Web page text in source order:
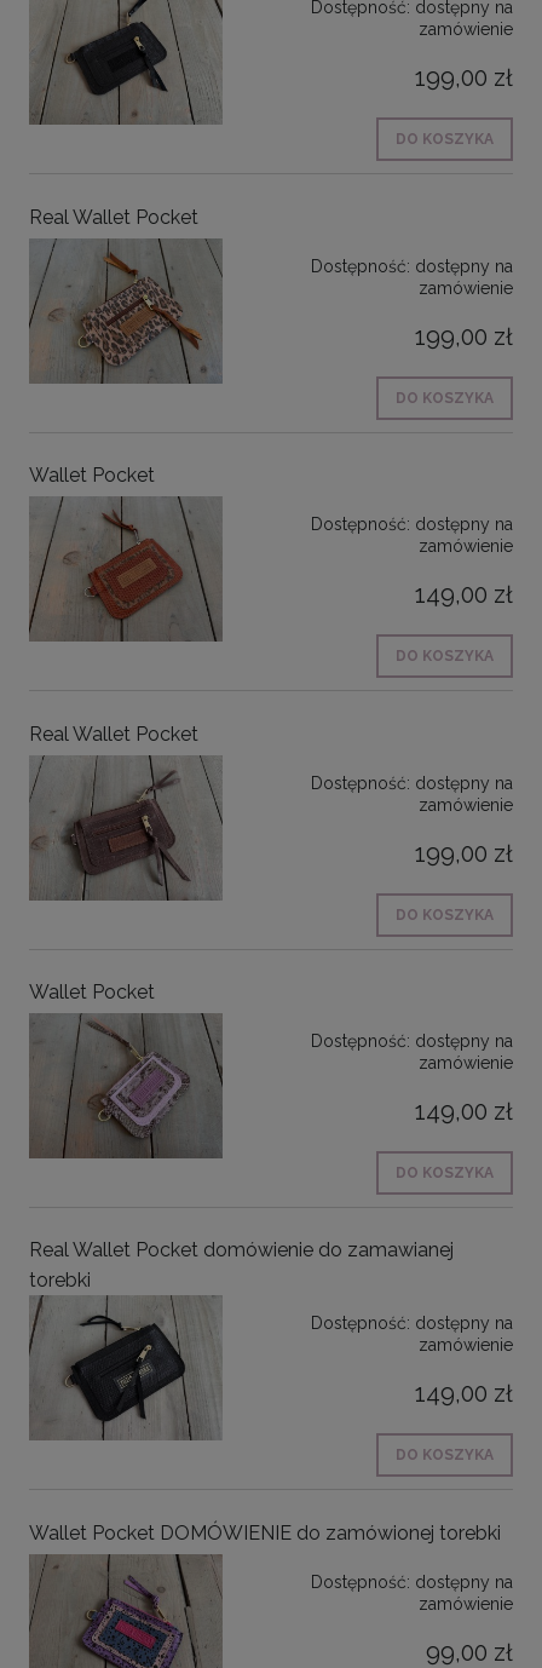
Dostępność: dostępny na
zamówienie
199,00 zł
DO KOSZYKA
Real Wallet Pocket
Dostępność: dostępny na
zamówienie
199,00 zł
DO KOSZYKA
Wallet Pocket
Dostępność: dostępny na
zamówienie
149,00 zł
DO KOSZYKA
Real Wallet Pocket
Dostępność: dostępny na
zamówienie
199,00 zł
DO KOSZYKA
Wallet Pocket
Dostępność: dostępny na
zamówienie
149,00 zł
DO KOSZYKA
Real Wallet Pocket domówienie do zamawianej
torebki
Dostępność: dostępny na
zamówienie
149,00 zł
DO KOSZYKA
Wallet Pocket DOMÓWIENIE do zamówionej torebki
Dostępność: dostępny na
zamówienie
99,00 zł